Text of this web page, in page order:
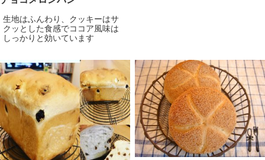
生地はふんわり、クッキーはサ
クッとした食感でココア風味は
しっかりと効いています